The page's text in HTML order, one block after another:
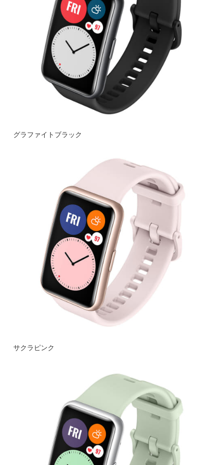
グラファイトブラック
サクラピンク